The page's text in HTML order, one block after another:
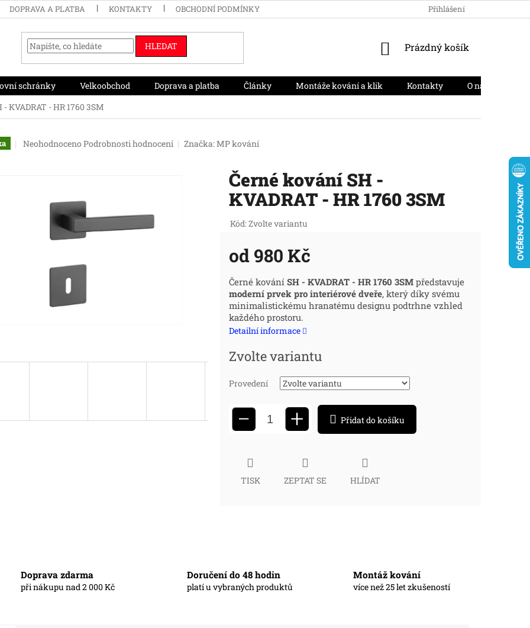
DOPRAVA A PLATBA KONTAKTY OBCHODNÍ PODMÍNKY PODMÍNKY OCHRANY OSOBNÍCH
Přihlášení
HLEDAT
NÁKUPNÍ
Prázdný košík
schránky Velkoobchod Doprava a platba Články Montáže kování a klik Kontakty O nás
KVADRAT - HR 1760 3SM
Průměrné
Neohodnoceno Podrobnosti hodnocení Značka:MP kování
Černé kování SH -
KVADRAT - HR 1760 3SM
Kód:Zvolte variantu
od 980 Kč
Měrná
cena:
Černé kování SH - KVADRAT - HR 1760 3SMpředstavuje
moderní prvek pro interiérové dveře, který díky svému
minimalistickému hranatému designu podtrhne vzhled
každého prostoru.
Detailní informace
Zvolte variantu
Provedení
− + Přidat do košíku
TISK ZEPTAT SE HLÍDAT
Doprava zdarma
při nákupu nad 2 000 Kč
Doručení do 48 hodin
platí u vybraných produktů
Montáž kování
více než 25 let zkušeností